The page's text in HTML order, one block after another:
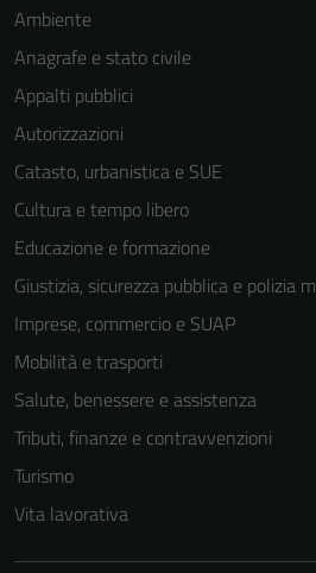
Ambiente
Anagrafe e stato civile
Appalti pubblici
Autorizzazioni
Catasto, urbanistica e SUE
Cultura e tempo libero
Educazione e formazione
Giustizia, sicurezza pubblica e polizia
Imprese, commercio e SUAP
Mobilità e trasporti
Salute, benessere e assistenza
Tributi, finanze e contravvenzioni
Turismo
Vita lavorativa